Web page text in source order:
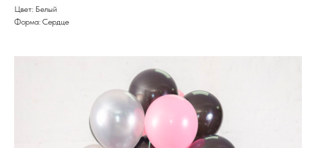
Цвет: Белый
Форма: Сердце